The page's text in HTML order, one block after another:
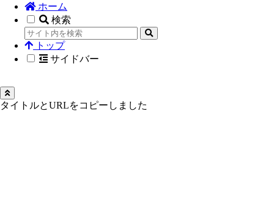
ホーム
検索
トップ
サイドバー
タイトルとURLをコピーしました